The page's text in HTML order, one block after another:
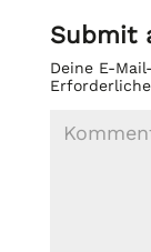
Submit
Deine E-